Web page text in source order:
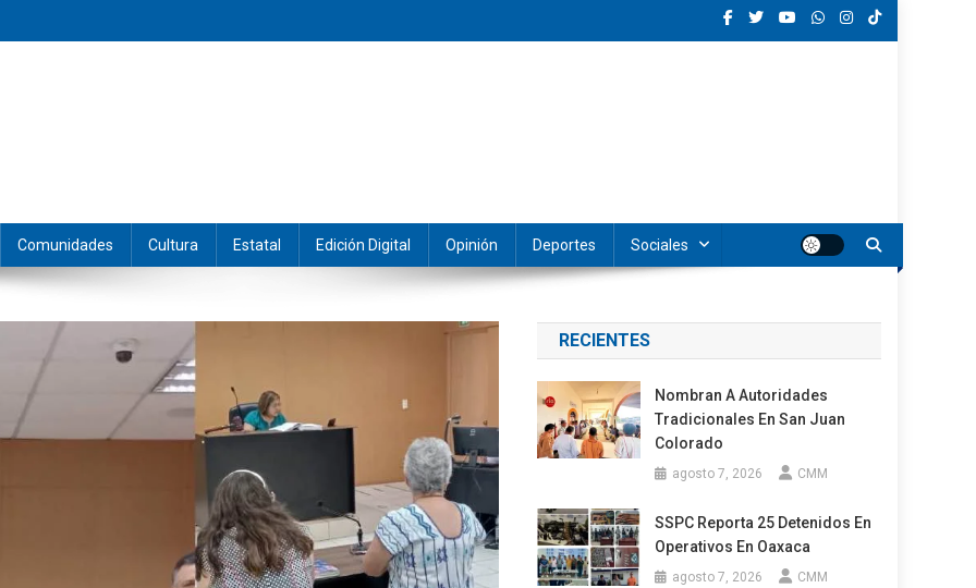
Comunidades Cultura Estatal Edición Digital Opinión Deportes Sociales
RECIENTES
Nombran A Autoridades
Tradicionales En San Juan
Colorado
agosto 7, 2026 CMM
SSPC Reporta 25 Detenidos En
Operativos En Oaxaca
agosto 7, 2026 CMM